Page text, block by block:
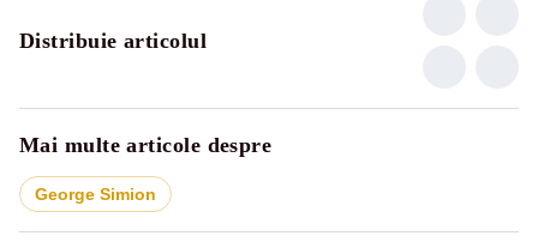
Distribuie articolul
Mai multe articole despre
George Simion